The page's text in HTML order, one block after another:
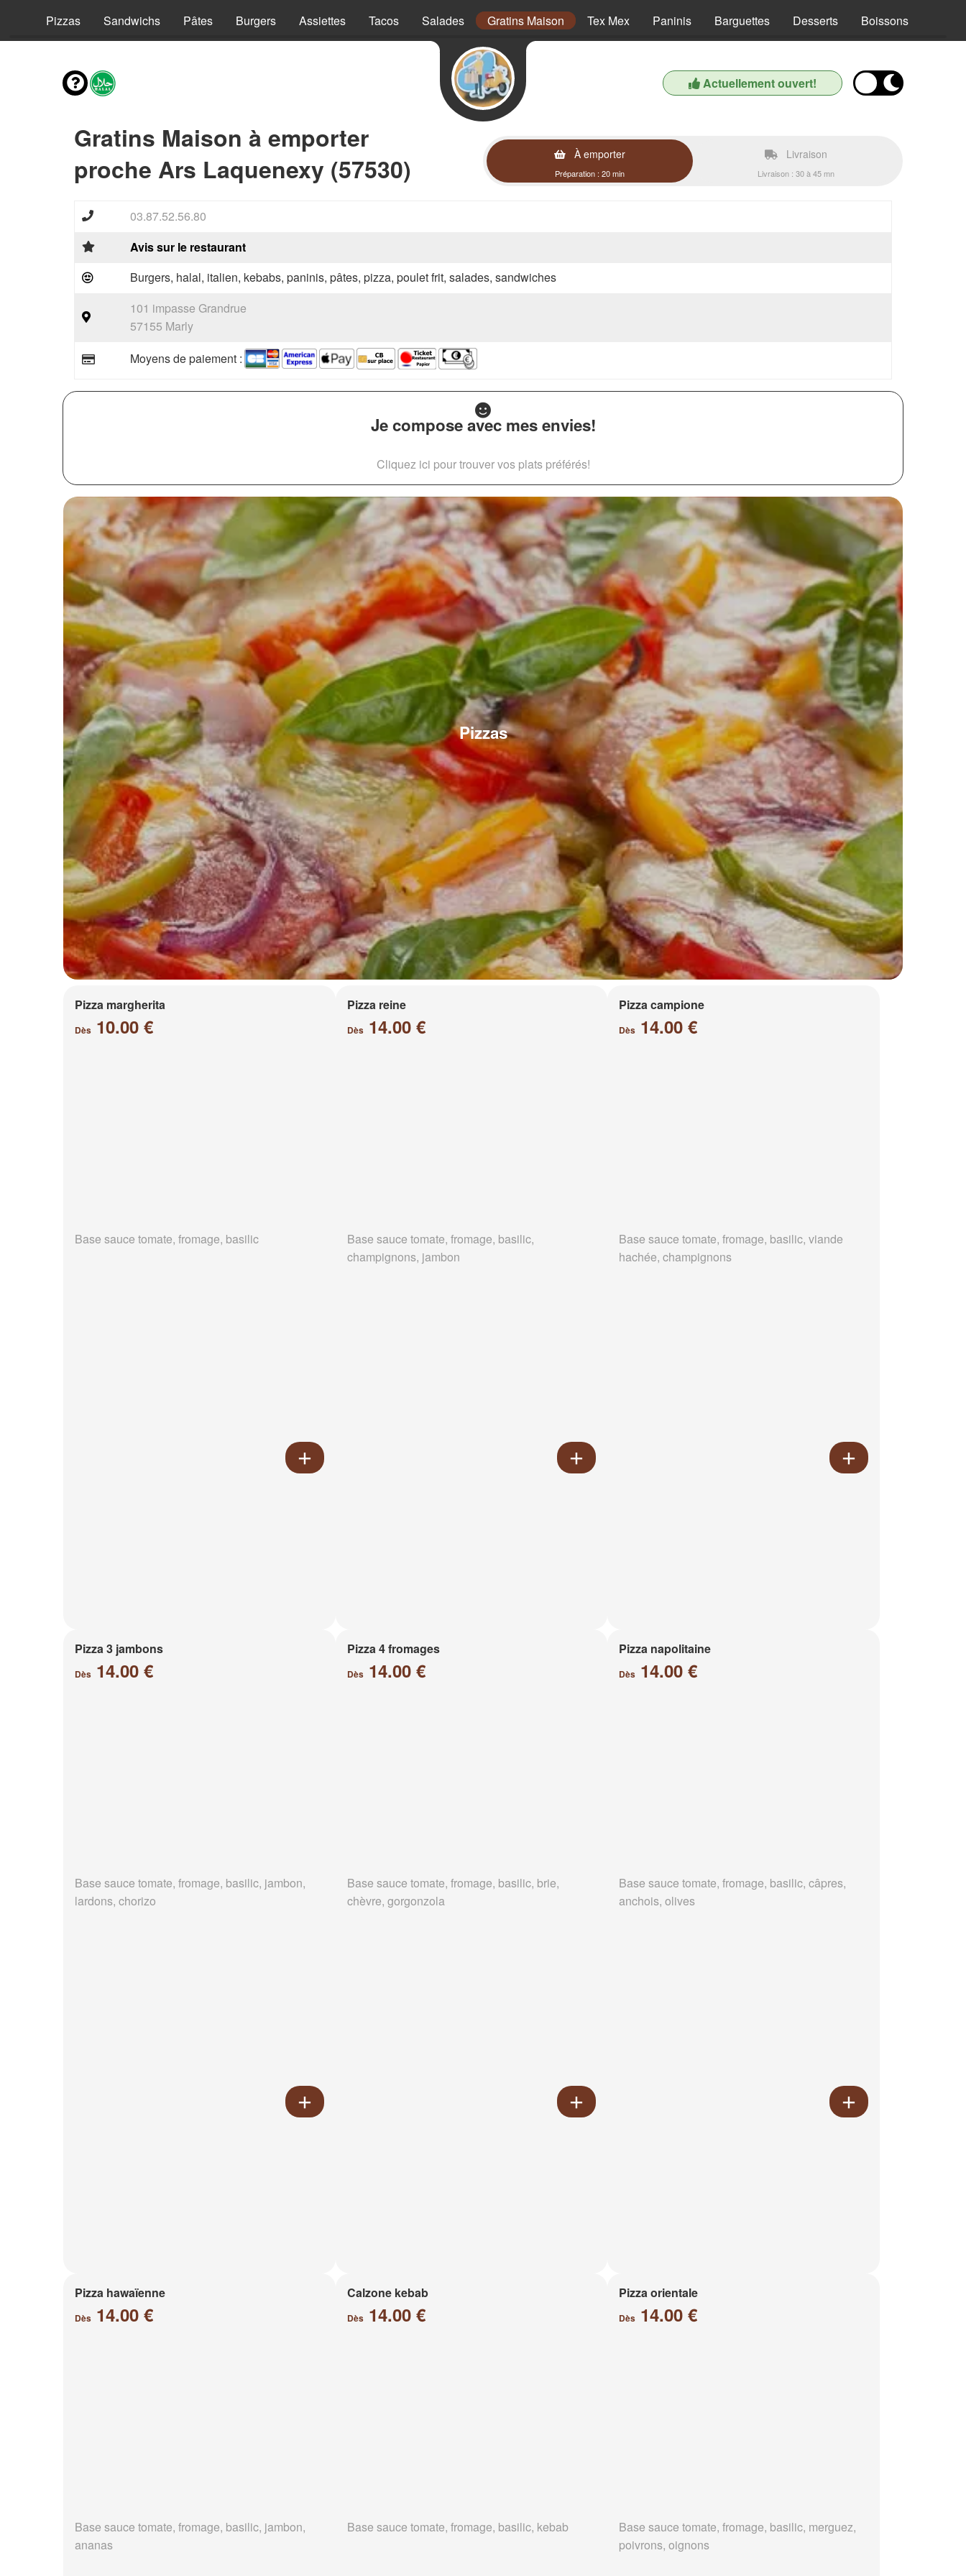
Pizzas Sandwichs Pâtes Burgers Assiettes Tacos Salades Gratins Maison Tex Mex Paninis Barguettes Desserts Boissons
Actuellement ouvert!
Gratins Maison à emporter
proche Ars Laquenexy (57530)
À emporter
Préparation : 20 min
Livraison
Livraison : 30 à 45 mn
03.87.52.56.80
Avis sur le restaurant
Burgers, halal, italien, kebabs, paninis, pâtes, pizza, poulet frit, salades, sandwiches
101 impasse Grandrue
57155 Marly
Moyens de paiement :
Je compose avec mes envies!
Cliquez ici pour trouver vos plats préférés!
Pizzas
Pizza margherita
Dès 10.00 €
Base sauce tomate, fromage, basilic
Pizza reine
Dès14.00 €
Base sauce tomate, fromage, basilic,
champignons, jambon
Pizza campione
Dès 14.00 €
Base sauce tomate, fromage, basilic, viande
hachée, champignons
Pizza 3 jambons
Dès 14.00 €
Base sauce tomate, fromage, basilic, jambon,
lardons, chorizo
Pizza 4 fromages
Dès14.00 €
Base sauce tomate, fromage, basilic, brie,
chèvre, gorgonzola
Pizza napolitaine
Dès 14.00 €
Base sauce tomate, fromage, basilic, câpres,
anchois, olives
Pizza hawaïenne
Dès 14.00 €
Base sauce tomate, fromage, basilic, jambon,
ananas
Calzone kebab
Dès14.00 €
Base sauce tomate, fromage, basilic, kebab
Pizza orientale
Dès 14.00 €
Base sauce tomate, fromage, basilic, merguez,
poivrons, oignons